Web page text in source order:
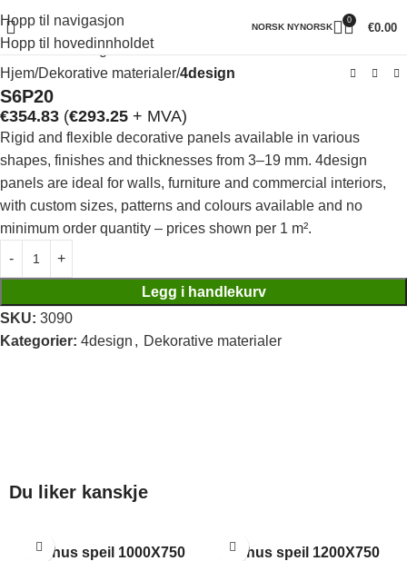
Hopp til navigasjon
Hopp til hovedinnholdet
NORSK NYNORSK
0
€0.00
Klikk for å forstørre
Hjem Dekorative materialer 4design
S6P20
€354.83 (€293.25 + MVA)
Rigid and flexible decorative panels available in various
shapes, finishes and thicknesses from 3–19 mm. 4design
panels are ideal for walls, furniture and commercial interiors,
with custom sizes, patterns and colours available and no
minimum order quantity – prices shown per 1 m².
Legg i handlekurv
SKU: 3090
Kategorier: 4design , Dekorative materialer
Du liker kanskje
Aarhus speil 1000X750
Aarhus speil 1200X750